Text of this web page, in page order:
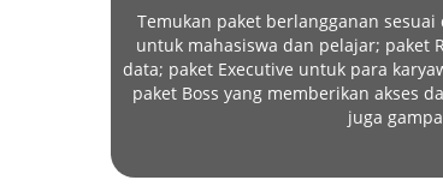
Temukan paket berlangganan
untuk mahasiswa dan pelajar; paket
data; paket Executive untuk para
paket Boss yang memberikan akses
juga